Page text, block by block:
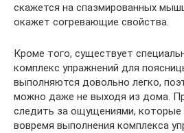
скажется на спазмированных
окажет согревающие свойства.
Кроме того, существует
комплекс упражнений для
выполняются довольно легко,
можно даже не выходя из дома.
следить за ощущениями, которые
вовремя выполнения комплекса